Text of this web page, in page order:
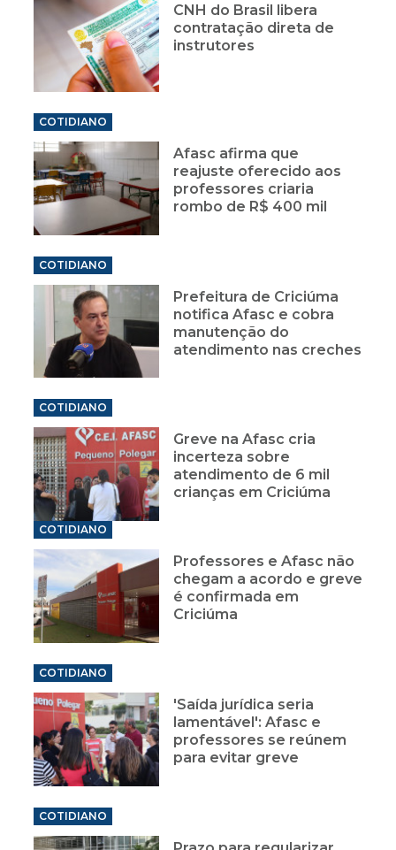
CNH do Brasil libera
contratação direta de
instrutores
COTIDIANO
Afasc afirma que
reajuste oferecido aos
professores criaria
rombo de R$ 400 mil
COTIDIANO
Prefeitura de Criciúma
notifica Afasc e cobra
manutenção do
atendimento nas creches
COTIDIANO
Greve na Afasc cria
incerteza sobre
atendimento de 6 mil
crianças em Criciúma
COTIDIANO
Professores e Afasc não
chegam a acordo e greve
é confirmada em
Criciúma
COTIDIANO
'Saída jurídica seria
lamentável': Afasc e
professores se reúnem
para evitar greve
COTIDIANO